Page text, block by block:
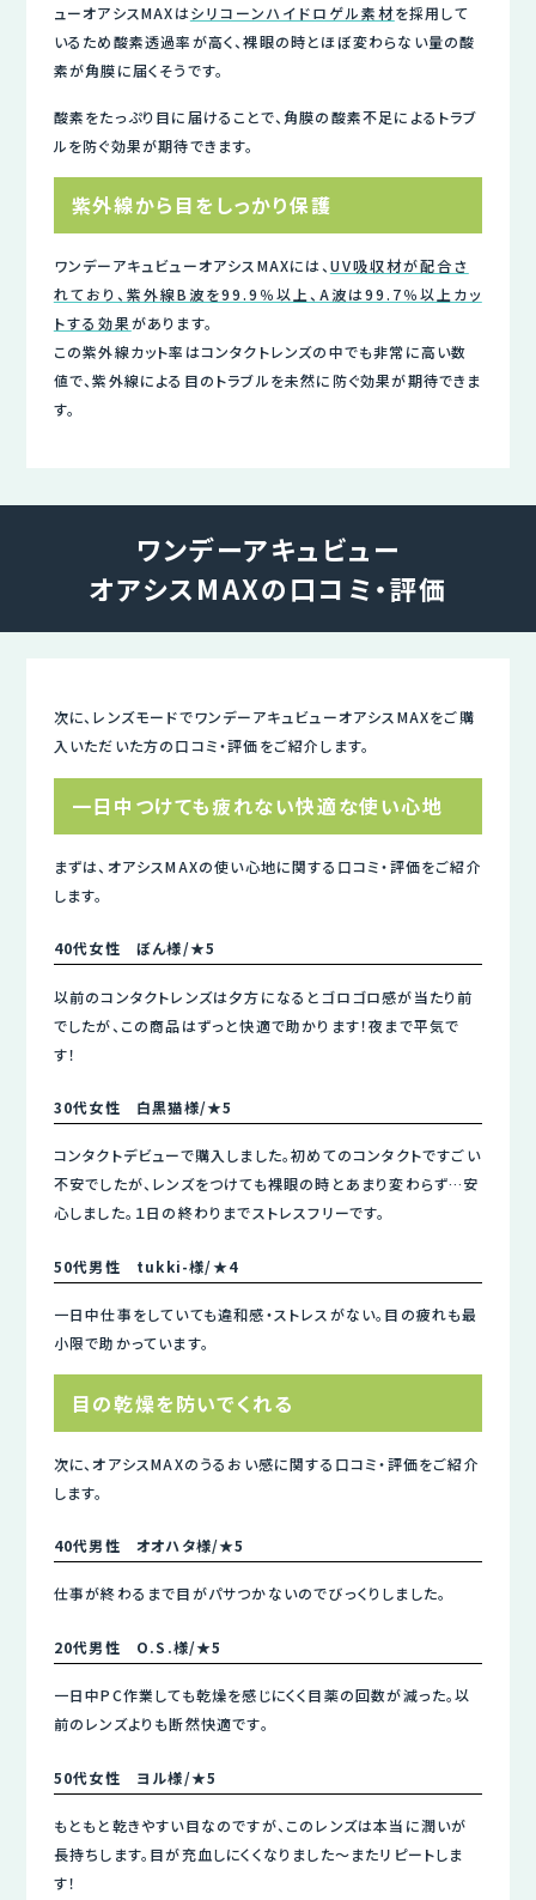
ューオアシスMAXはシリコーンハイドロゲル素材を採用して
いるため酸素透過率が高く、裸眼の時とほぼ変わらない量の酸
素が角膜に届くそうです。
酸素をたっぷり目に届けることで、角膜の酸素不足によるトラブ
ルを防ぐ効果が期待できます。
紫外線から目をしっかり保護
ワンデーアキュビューオアシスMAXには、 UV吸収材が配合さ
れており、紫外線B波を99.9％以上、A波は99.7％以上カッ
トする効果があります。
この紫外線カット率はコンタクトレンズの中でも非常に高い数
値で、紫外線による目のトラブルを未然に防ぐ効果が期待できま
す。
ワンデーアキュビュー
オアシスMAXの口コミ・評価
次に、レンズモードでワンデーアキュビューオアシスMAXをご購
入いただいた方の口コミ・評価をご紹介します。
一日中つけても疲れない快適な使い心地
まずは、オアシスMAXの使い心地に関する口コミ・評価をご紹介
します。
40代女性 ぼん様/★5
以前のコンタクトレンズは夕方になるとゴロゴロ感が当たり前
でしたが、この商品はずっと快適で助かります！夜まで平気で
す！
30代女性 白黒猫様/★5
コンタクトデビューで購入しました。初めてのコンタクトですごい
不安でしたが、レンズをつけても裸眼の時とあまり変わらず…安
心しました。１日の終わりまでストレスフリーです。
50代男性 tukki-様/★4
一日中仕事をしていても違和感・ストレスがない。目の疲れも最
小限で助かっています。
目の乾燥を防いでくれる
次に、オアシスMAXのうるおい感に関する口コミ・評価をご紹介
します。
40代男性 オオハタ様/★5
仕事が終わるまで目がパサつかないのでびっくりしました。
20代男性 O.S.様/★5
一日中PC作業しても乾燥を感じにくく目薬の回数が減った。以
前のレンズよりも断然快適です。
50代女性 ヨル様/★5
もともと乾きやすい目なのですが、このレンズは本当に潤いが
長持ちします。目が充血しにくくなりました～またリピートしま
す！